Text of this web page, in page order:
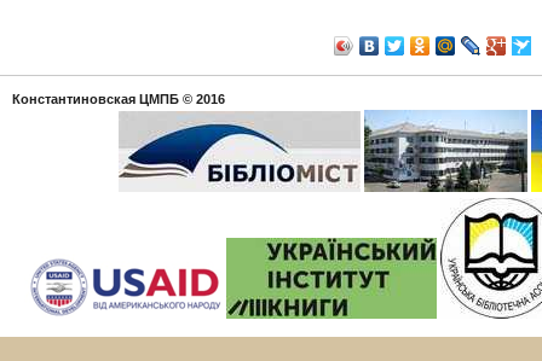
Константиновская ЦМПБ © 2016